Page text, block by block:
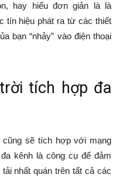
hay hiểu đơn giản là là
tín hiệu phát ra từ các thiết
bạn “nhảy” vào điện thoại
tích hợp đa
cũng sẽ tích hợp với mạng
kênh là công cụ để đảm
nhất quán trên tất cả các